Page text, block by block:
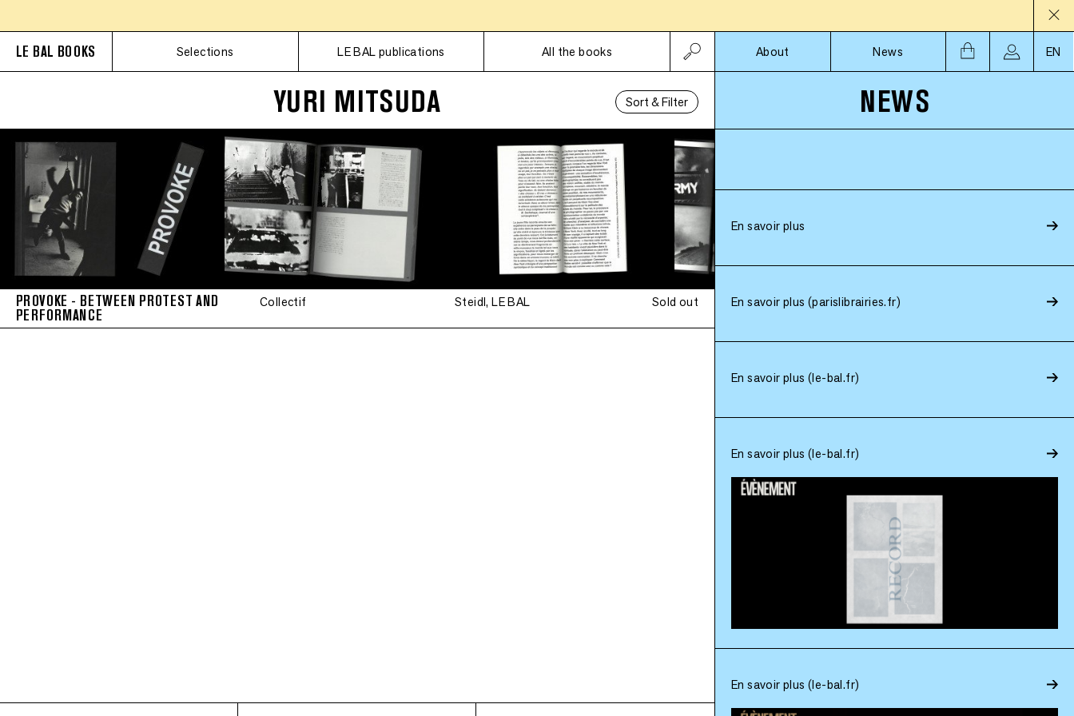
LE BAL BOOKS Selections LE BAL publications All the books
Subscriptions
About
News EN
YURI MITSUDA Sort & Filter
PROVOKE - BETWEEN PROTEST AND
PERFORMANCE
Collectif Steidl, LE BAL Sold out
NEWS
En savoir plus
En savoir plus (parislibrairies.fr)
En savoir plus (le-bal.fr)
En savoir plus (le-bal.fr)
En savoir plus (le-bal.fr)